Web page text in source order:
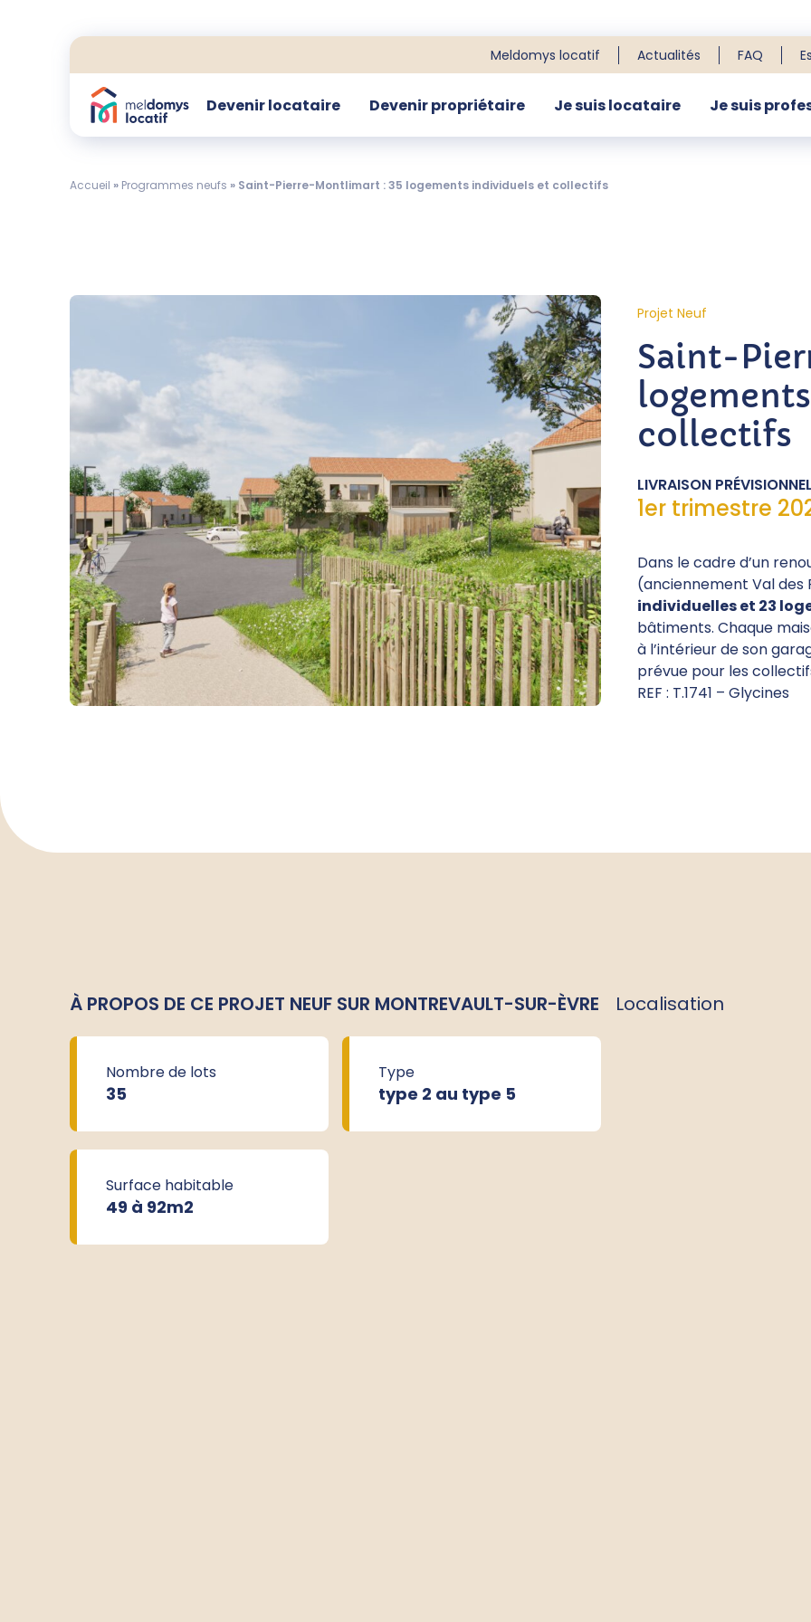
Meldomys locatif Actualités FAQ
Devenir locataire Devenir propriétaire Je suis locataire Je suis
Accueil » Programmes neufs » Saint-Pierre-Montlimart : 35 logements individuels et collectifs
Projet Neuf
Saint-
collectifs
LIVRAISON
1er trimestre
Dans le cadre d’un
(anciennement Val
individuelles et 23
bâtiments. Chaque
à l’intérieur de son
prévue pour les
REF : T.1741 – Glycines
À PROPOS DE CE PROJET NEUF SUR MONTREVAULT-SUR-ÈVRE
Nombre de lots
35
Type
type 2 au type 5
Surface habitable
49 à 92m2
Localisation